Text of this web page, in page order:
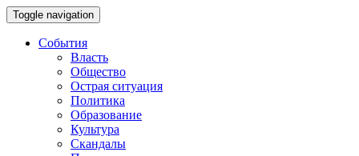
Toggle navigation
События
Власть
Общество
Острая ситуация
Политика
Образование
Культура
Скандалы